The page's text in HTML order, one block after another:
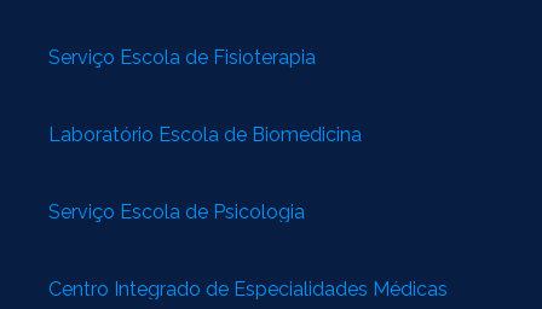
Serviço Escola de Fisioterapia
Laboratório Escola de Biomedicina
Serviço Escola de Psicologia
Centro Integrado de Especialidades Médicas